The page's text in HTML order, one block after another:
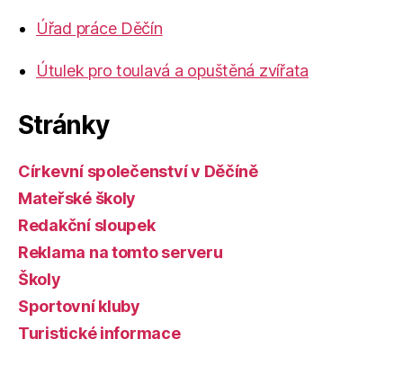
Úřad práce Děčín
Útulek pro toulavá a opuštěná zvířata
Stránky
Církevní společenství v Děčíně
Mateřské školy
Redakční sloupek
Reklama na tomto serveru
Školy
Sportovní kluby
Turistické informace